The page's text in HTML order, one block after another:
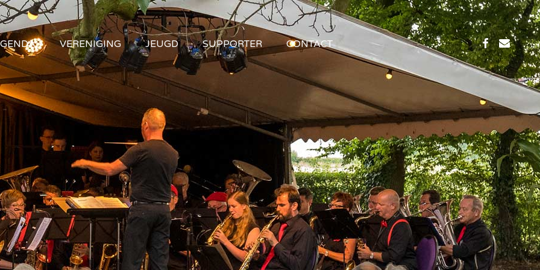
VERENIGING JEUGD SUPPORTER CONTACT facebook
email